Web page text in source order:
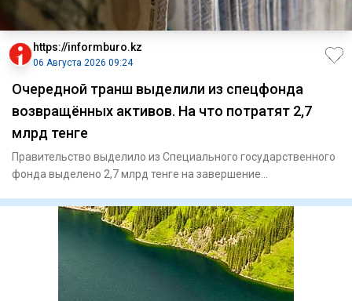
https://informburo.kz
06 Августа 2026 09:24
Очередной транш выделили из спецфонда
возвращённых активов. На что потратят 2,7
млрд тенге
Правительство выделило из Специального государственного
фонда выделено 2,7 млрд тенге на завершение